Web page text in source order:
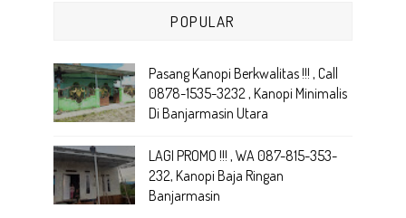
POPULAR
Pasang Kanopi Berkwalitas !!! , Call
0878-1535-3232 , Kanopi Minimalis
Di Banjarmasin Utara
LAGI PROMO !!! , WA 087-815-353-
232, Kanopi Baja Ringan
Banjarmasin